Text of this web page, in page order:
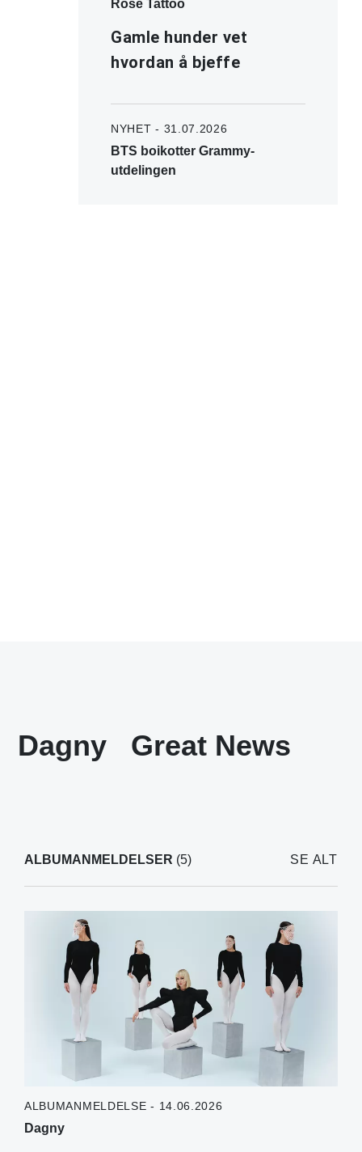
Rose Tattoo
Gamle hunder vet
hvordan å bjeffe
NYHET - 31.07.2026
BTS boikotter Grammy-
utdelingen
Dagny Great News
ALBUMANMELDELSER (5) SE ALT
ALBUMANMELDELSE - 14.06.2026
Dagny